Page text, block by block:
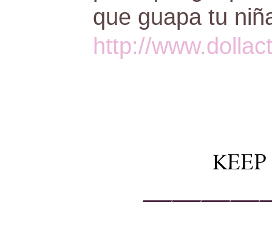
que guapa tu
http://